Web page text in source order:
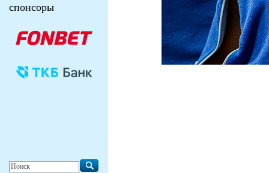
спонсоры